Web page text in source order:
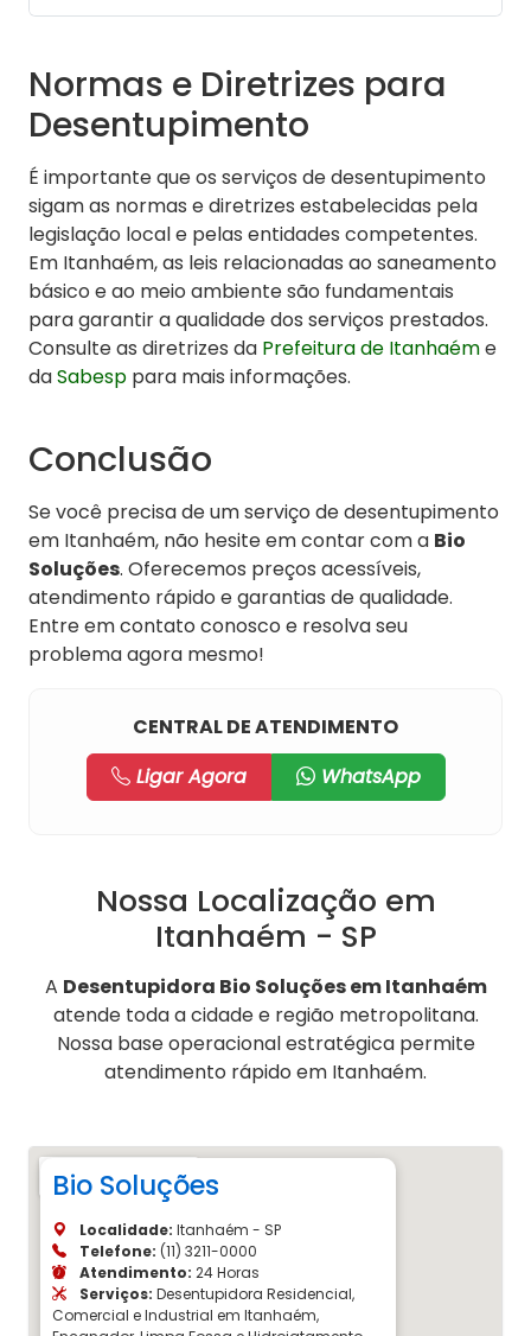
Normas e Diretrizes para
Desentupimento
É importante que os serviços de desentupimento
sigam as normas e diretrizes estabelecidas pela
legislação local e pelas entidades competentes.
Em Itanhaém, as leis relacionadas ao saneamento
básico e ao meio ambiente são fundamentais
para garantir a qualidade dos serviços prestados.
Consulte as diretrizes da Prefeitura de Itanhaéme
daSabesp para mais informações.
Conclusão
Se você precisa de um serviço de desentupimento
em Itanhaém, não hesite em contar com a Bio
Soluções. Oferecemos preços acessíveis,
atendimento rápido e garantias de qualidade.
Entre em contato conosco e resolva seu
problema agora mesmo!
CENTRAL DE ATENDIMENTO
Ligar Agora
WhatsApp
Nossa Localização em
Itanhaém - SP
A Desentupidora Bio Soluções em Itanhaém
atende toda a cidade e região metropolitana.
Nossa base operacional estratégica permite
atendimento rápido em Itanhaém.
Bio Soluções
Localidade: Itanhaém - SP
Telefone: (11) 3211-0000
Atendimento: 24 Horas
Serviços: Desentupidora Residencial,
Comercial e Industrial em Itanhaém,